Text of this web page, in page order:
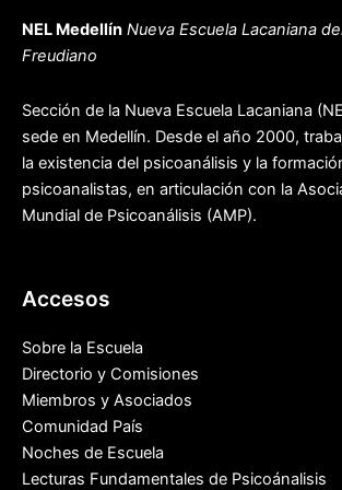
NEL Medellín Nueva Escuela Lacaniana
Freudiano
Sección de la Nueva Escuela Lacaniana
sede en Medellín. Desde el año 2000,
la existencia del psicoanálisis y la
psicoanalistas, en articulación con la
Mundial de Psicoanálisis (AMP).
Accesos
Sobre la Escuela
Directorio y Comisiones
Miembros y Asociados
Comunidad País
Noches de Escuela
Lecturas Fundamentales de Psicoánalisis